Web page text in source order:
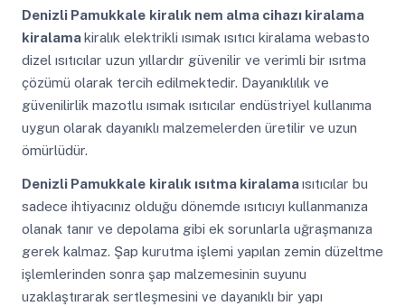
Denizli Pamukkale kiralık nem alma cihazı kiralama
kiralamakiralık elektrikli ısımak ısıtıcı kiralama webasto
dizel ısıtıcılar uzun yıllardır güvenilir ve verimli bir ısıtma
çözümü olarak tercih edilmektedir. Dayanıklılık ve
güvenilirlik mazotlu ısımak ısıtıcılar endüstriyel kullanıma
uygun olarak dayanıklı malzemelerden üretilir ve uzun
ömürlüdür.
Denizli Pamukkale kiralık ısıtma kiralamaısıtıcılar bu
sadece ihtiyacınız olduğu dönemde ısıtıcıyı kullanmanıza
olanak tanır ve depolama gibi ek sorunlarla uğraşmanıza
gerek kalmaz. Şap kurutma işlemi yapılan zemin düzeltme
işlemlerinden sonra şap malzemesinin suyunu
uzaklaştırarak sertleşmesini ve dayanıklı bir yapı